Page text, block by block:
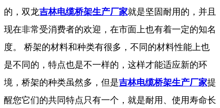
的，双龙吉林电缆桥架生产厂家就是坚固耐用的，并且
现在非常受消费者的欢迎，在市面上也有着一定的知名
度。 桥架的材料和种类有很多，不同的材料性能上也
是不同的，特点也是不一样的，这样才能适应新的环
境，桥架的种类虽然多，但是吉林电缆桥架生产厂家提
醒您它们的共同特点只有一个，就是耐用、使用寿命长